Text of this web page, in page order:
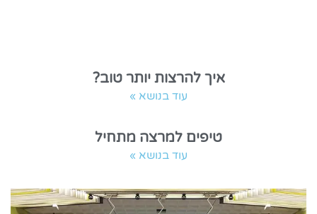
איך להרצות יותר טוב?
עוד בנושא »
טיפים למרצה מתחיל
עוד בנושא »